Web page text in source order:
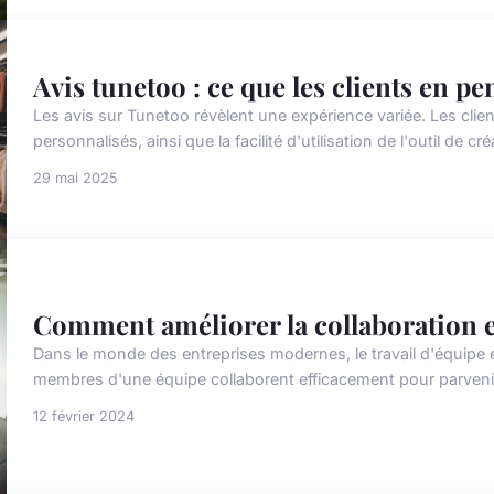
Avis tunetoo : ce que les clients en
Les avis sur Tunetoo révèlent une expérience variée. Les
personnalisés, ainsi que la facilité d'utilisation de l'outil de
29 mai 2025
Comment améliorer la collaboration
Dans le monde des entreprises modernes, le travail
membres d'une équipe collaborent efficacement pour
12 février 2024